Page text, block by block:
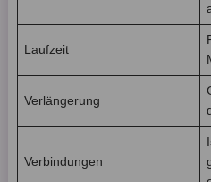
Laufzeit
Verlängerung
Verbindungen